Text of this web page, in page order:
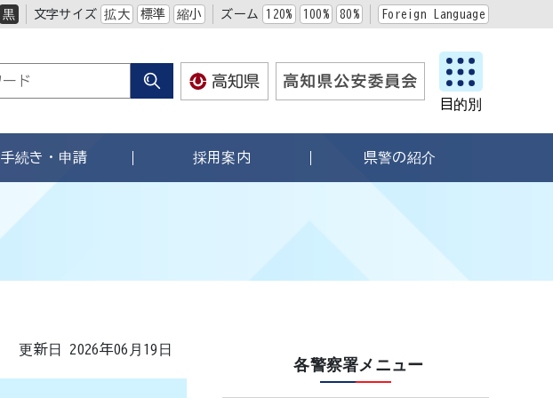
黒 文字サイズ 拡大 標準 縮小 ズーム 120% 100% 80% Foreign Language
目的別
手続き・申請 採用案内 県警の紹介
更新日 2026年06月19日
各警察署メニュー